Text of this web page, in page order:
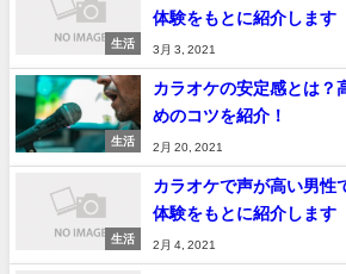
生活
体験をもとに紹介します
3月 3, 2021
生活
カラオケの安定感とは？
めのコツを紹介！
2月 20, 2021
生活
カラオケで声が高い男性
体験をもとに紹介します
2月 4, 2021